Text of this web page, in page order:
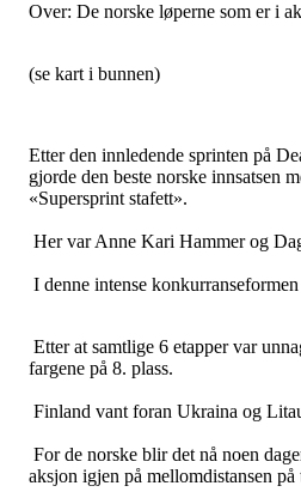
Over: De norske løperne som er i
(se kart i bunnen)
Etter den innledende sprinten på
gjorde den beste norske innsatsen
«Supersprint stafett».
Her var Anne Kari Hammer og
I denne intense
Etter at samtlige 6 etapper var
fargene på 8. plass.
Finland vant foran Ukraina og
For de norske blir det nå noen
aksjon igjen på mellomdistansen på